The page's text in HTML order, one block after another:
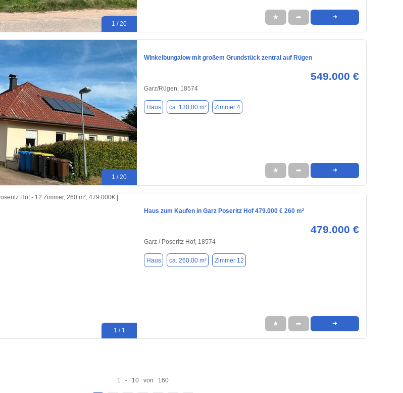
1 / 20
★ ➦ ➜
1 / 20
Winkelbungalow mit großem Grundstück zentral auf Rügen
549.000 €
Garz/Rügen, 18574
Haus ca. 130,00 m² Zimmer 4
★ ➦ ➜
1 / 1
Haus zum Kaufen in Garz Poseritz Hof 479.000 € 260 m²
479.000 €
Garz / Poseritz Hof, 18574
Haus ca. 260,00 m² Zimmer 12
★ ➦ ➜
1 - 10 von 160